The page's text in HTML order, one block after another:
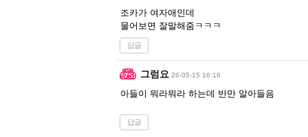
조카가 여자애인데
물어보면 잘말해줌ㅋㅋㅋ
답글
그럼요 26-05-15 16:16
아들이 뭐라뭐라 하는데 반만 알아들음
답글